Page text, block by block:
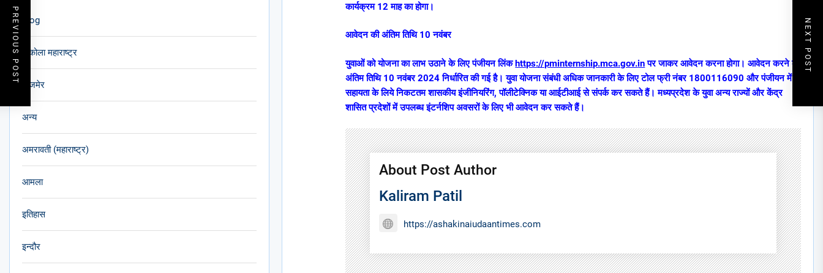
कार्यक्रम 12 माह का होगा।
आवेदन की अंतिम तिथि 10 नवंबर
युवाओं को योजना का लाभ उठाने के लिए पंजीयन लिंकhttps://pminternship.mca.gov.inपर जाकर आवेदन करना होगा। आवेदन करने की
अंतिम तिथि 10 नवंबर 2024 निर्धारित की गई है। युवा योजना संबंधी अधिक जानकारी के लिए टोल फ्री नंबर 1800116090 और पंजीयन में
सहायता के लिये निकटतम शासकीय इंजीनियरिंग, पॉलीटेक्निक या आईटीआई से संपर्क कर सकते हैं। मध्यप्रदेश के युवा अन्य राज्यों और केंद्र
शासित प्रदेशों में उपलब्ध इंटर्नशिप अवसरों के लिए भी आवेदन कर सकते हैं।
About Post Author
Kaliram Patil
https://ashakinaiudaantimes.com
PREVIOUS POST NEXT POST
blog
अकोला महाराष्ट्र
अजमेर
अन्य
अमरावती (महाराष्ट्र)
आमला
इतिहास
इन्दौर